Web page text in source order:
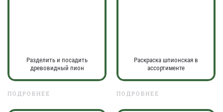
Разделить и посадить
древовидный пион
ПОДРОБНЕЕ
Раскраска шпионская в
ассортименте
ПОДРОБНЕЕ